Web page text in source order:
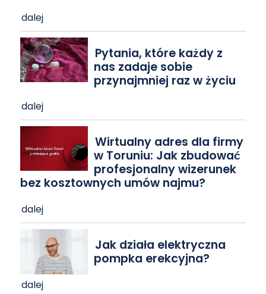
dalej
Pytania, które każdy z
nas zadaje sobie
przynajmniej raz w życiu
dalej
Wirtualny adres dla firmy
w Toruniu: Jak zbudować
profesjonalny wizerunek
bez kosztownych umów najmu?
dalej
Jak działa elektryczna
pompka erekcyjna?
dalej